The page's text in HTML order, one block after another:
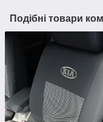
Подібні товари